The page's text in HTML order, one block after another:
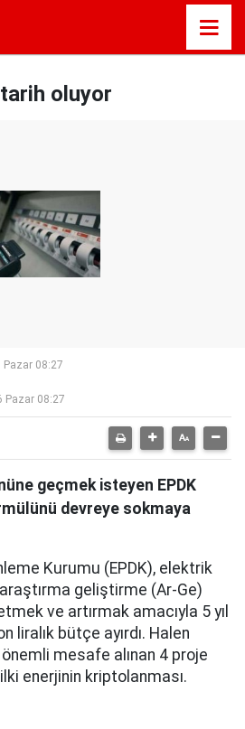
oluyor
Pazar 08:27
Pazar 08:27
geçmek isteyen EPDK
devreye sokmaya
Kurumu (EPDK), elektrik
geliştirme (Ar-Ge)
ve artırmak amacıyla 5 yıl
liralık bütçe ayırdı. Halen
mesafe alınan 4 proje
enerjinin kriptolanması.